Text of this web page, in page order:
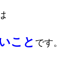
こと です。